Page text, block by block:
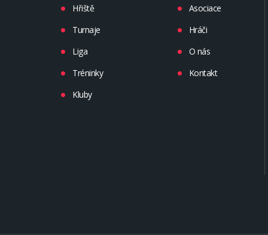
Hřiště
Turnaje
Liga
Tréninky
Kluby
Asociace
Hráči
O nás
Kontakt